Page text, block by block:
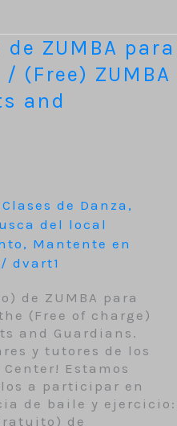
ZUMBA para
(Free) ZUMBA
and
Clases de Danza ,
del local
, Mantente en
/ dvart1
de ZUMBA para
(Free of charge)
and Guardians.
y tutores de los
Estamos
a participar en
de baile y ejercicio:
de